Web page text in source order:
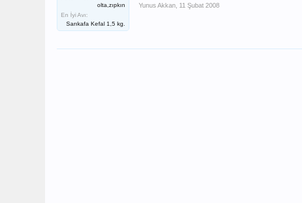
olta,zıpkın
En İyi Avı:
Sarıkafa Kefal 1,5 kg.
Yunus Akkan 11 Şubat 2008